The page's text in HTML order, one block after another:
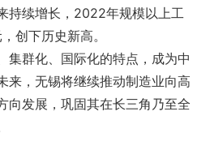
持续增长，2022年规模以上工
创下历史新高。
集群化、国际化的特点，成为中
来，无锡将继续推动制造业向高
向发展，巩固其在长三角乃至全